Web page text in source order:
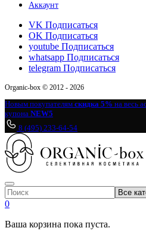
Аккаунт
VK Подписаться
OK Подписаться
youtube Подписаться
whatsapp Подписаться
telegram Подписаться
Organic-box © 2012 - 2026
Новым покупателям скидка 5% на весь
купона NEW5
8 (495) 233-64-54
0
Ваша корзина пока пуста.